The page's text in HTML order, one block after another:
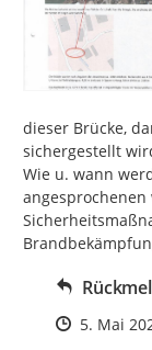
dieser Brücke,
sichergestellt
Wie u. wann
angesprochenen
Zeitpunkt
5. Mai